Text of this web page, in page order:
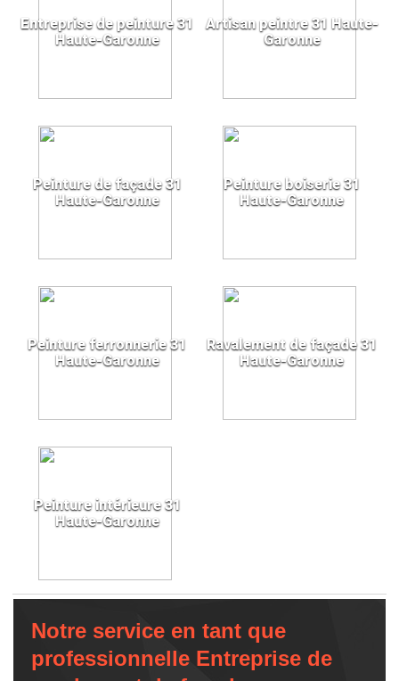
Entreprise de peinture 31
Haute-Garonne
Artisan peintre 31 Haute-
Garonne
Peinture de façade 31
Haute-Garonne
Peinture boiserie 31
Haute-Garonne
Peinture ferronnerie 31
Haute-Garonne
Ravalement de façade 31
Haute-Garonne
Peinture intérieure 31
Haute-Garonne
Notre service en tant que
professionnelle Entreprise de